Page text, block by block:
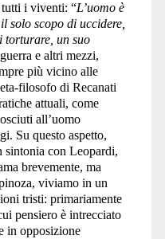
i viventi: “L’uomo è
solo scopo di uccidere,
torturare, un suo
e altri mezzi,
più vicino alle
filosofo di Recanati
attuali, come
all’uomo
Su questo aspetto,
sintonia con Leopardi,
brevemente, ma
viviamo in un
tristi: primariamente
pensiero è intrecciato
in opposizione